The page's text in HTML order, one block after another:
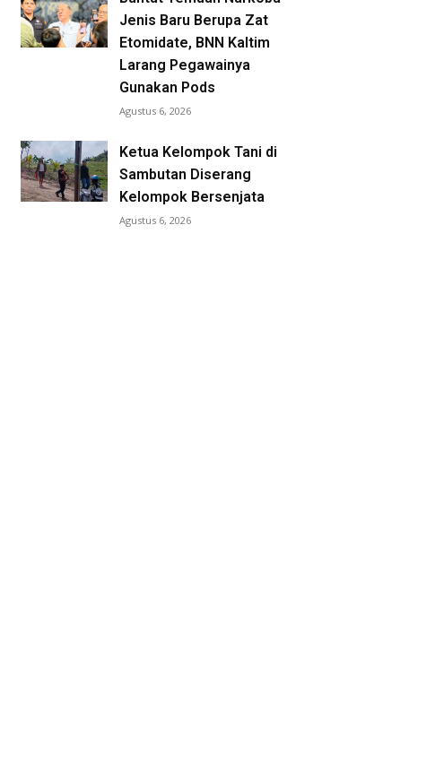
Jenis Baru Berupa Zat
Etomidate, BNN Kaltim
Larang Pegawainya
Gunakan Pods
Agustus 6, 2026
Ketua Kelompok Tani di
Sambutan Diserang
Kelompok Bersenjata
Agustus 6, 2026